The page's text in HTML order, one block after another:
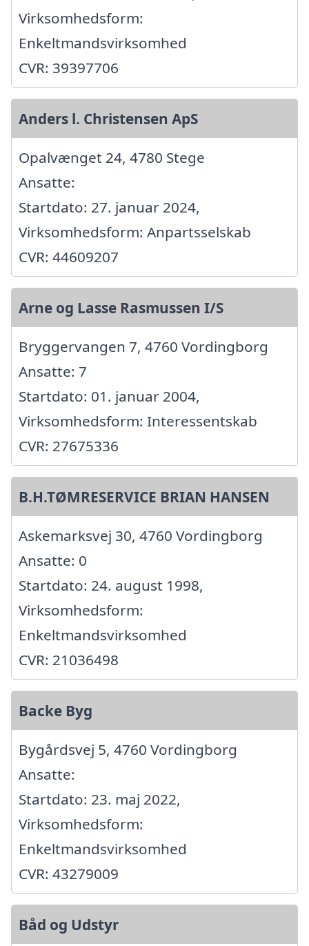
Virksomhedsform:
Enkeltmandsvirksomhed
CVR: 39397706
Anders l. Christensen ApS
Opalvænget 24, 4780 Stege
Ansatte:
Startdato: 27. januar 2024,
Virksomhedsform: Anpartsselskab
CVR: 44609207
Arne og Lasse Rasmussen I/S
Bryggervangen 7, 4760 Vordingborg
Ansatte: 7
Startdato: 01. januar 2004,
Virksomhedsform: Interessentskab
CVR: 27675336
B.H.TØMRESERVICE BRIAN HANSEN
Askemarksvej 30, 4760 Vordingborg
Ansatte: 0
Startdato: 24. august 1998,
Virksomhedsform:
Enkeltmandsvirksomhed
CVR: 21036498
Backe Byg
Bygårdsvej 5, 4760 Vordingborg
Ansatte:
Startdato: 23. maj 2022,
Virksomhedsform:
Enkeltmandsvirksomhed
CVR: 43279009
Båd og Udstyr